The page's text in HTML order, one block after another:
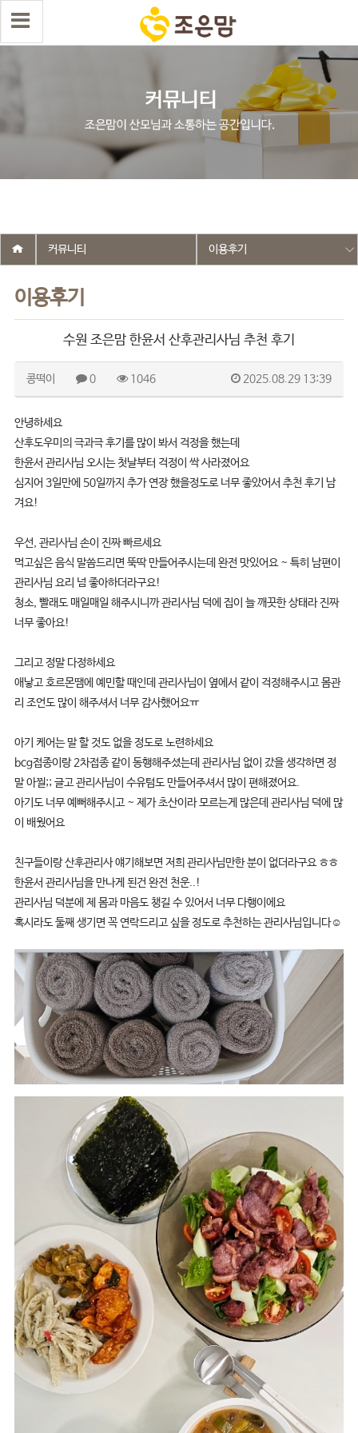
select wr_id, wr_subject from g5_write_m05_04 where wr_is_comment
= 0 and wr_datetime <= '2025-08-29 13:39:13' and wr_id <> '2614'
order by wr_datetime desc limit 1 asdasf
이용후기
커뮤니티 이용후기
수원 조은맘 한윤서 산후관리사님 추천 후기
콩떡이 0 1046 2025.08.29 13:39
안녕하세요
산후도우미의 극과극 후기를 많이 봐서 걱정을 했는데
한윤서 관리사님 오시는 첫날부터 걱정이 싹 사라졌어요
심지어 3일만에 50일까지 추가 연장 했을정도로 너무 좋았어서 추천 후기 남
겨요!
우선, 관리사님 손이 진짜 빠르세요
먹고싶은 음식 말씀드리면 뚝딱 만들어주시는데 완전 맛있어요 ~ 특히 남편이
관리사님 요리 넘 좋아하더라구요!
청소, 빨래도 매일매일 해주시니까 관리사님 덕에 집이 늘 깨끗한 상태라 진짜
너무 좋아요!
그리고 정말 다정하세요
애낳고 호르몬땜에 예민할 때인데 관리사님이 옆에서 같이 걱정해주시고 몸관
리 조언도 많이 해주셔서 너무 감사했어요ㅠ
아기 케어는 말 할 것도 없을 정도로 노련하세요
bcg접종이랑 2차접종 같이 동행해주셨는데 관리사님 없이 갔을 생각하면 정
말 아찔;; 글고 관리사님이 수유텀도 만들어주셔서 많이 편해졌어요.
아기도 너무 예뻐해주시고 ~ 제가 초산이라 모르는게 많은데 관리사님 덕에 많
이 배웠어요
친구들이랑 산후관리사 얘기해보면 저희 관리사님만한 분이 없더라구요 ㅎㅎ
한윤서 관리사님을 만나게 된건 완전 천운..!
관리사님 덕분에 제 몸과 마음도 챙길 수 있어서 너무 다행이에요
혹시라도 둘째 생기면 꼭 연락드리고 싶을 정도로 추천하는 관리사님입니다☺️